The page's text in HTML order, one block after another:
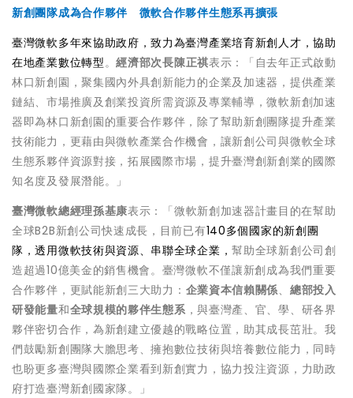
新創團隊成為合作夥伴 微軟合作夥伴生態系再擴張
臺灣微軟多年來協助政府，致力為臺灣產業培育新創人才，協助
在地產業數位轉型。經濟部次長陳正祺表示：「自去年正式啟動
林口新創園，聚集國內外具創新能力的企業及加速器，提供產業
鏈結、市場推廣及創業投資所需資源及專業輔導，微軟新創加速
器即為林口新創園的重要合作夥伴，除了幫助新創團隊提升產業
技術能力，更藉由與微軟產業合作機會，讓新創公司與微軟全球
生態系夥伴資源對接，拓展國際市場，提升臺灣創新創業的國際
知名度及發展潛能。」
臺灣微軟總經理孫基康表示：「微軟新創加速器計畫目的在幫助
全球B2B新創公司快速成長，目前已有140多個國家的新創團
隊，透用微軟技術與資源、串聯全球企業，幫助全球新創公司創
造超過10億美金的銷售機會。臺灣微軟不僅讓新創成為我們重要
合作夥伴，更賦能新創三大助力： 企業資本信賴關係、 總部投入
研發能量和全球規模的夥伴生態系 ，與臺灣產、官、學、研各界
夥伴密切合作，為新創建立優越的戰略位置，助其成長茁壯。我
們鼓勵新創團隊大膽思考、擁抱數位技術與培養數位能力，同時
也盼更多臺灣與國際企業看到新創實力，協力投注資源，力助政
府打造臺灣新創國家隊。」